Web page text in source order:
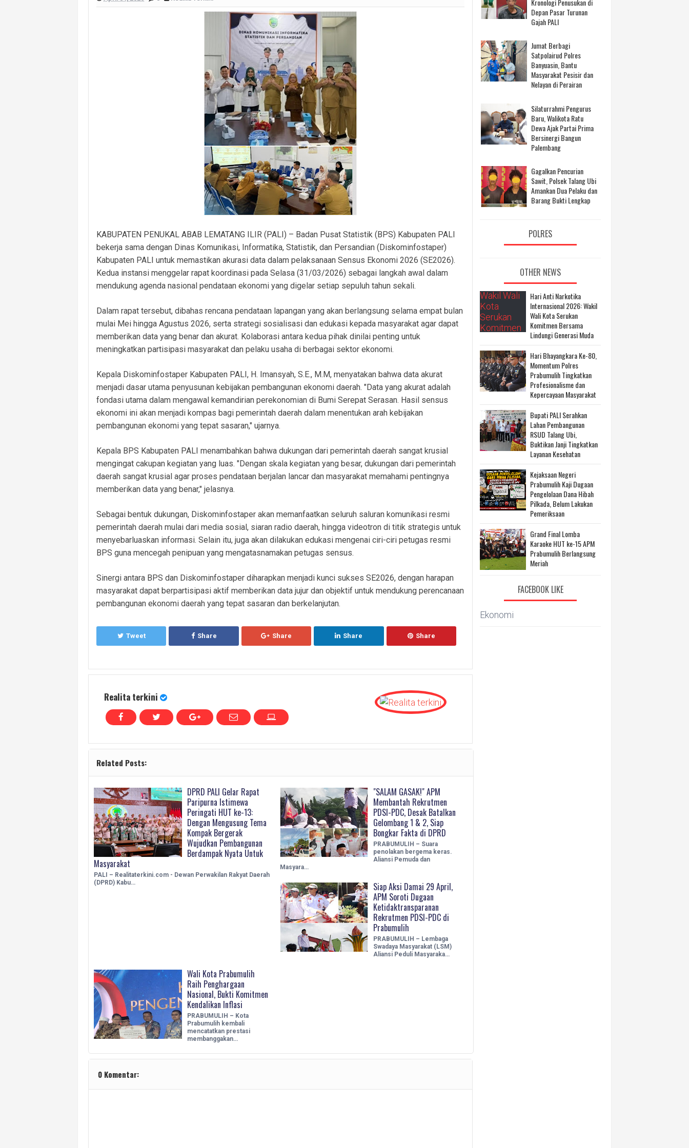
Cegah Kejahatan Malam Hari, Polsek Penukal Utara Intensifkan Patroli KRYD Sasar Potensi Gangguan Kamtibmas
Polsek Banyuasin II Berhasil Ungkap Pencurian Perangkat BTS di Banyuasin II, Tiga Terduga Pelaku Diamankan
Polres PALI Amankan Terduga Pengedar Ekstasi di Abab, Barang Bukti Disembunyikan di Panci Presto
Keributan Berujung Maut, Polisi Ungkap Kronologi Penusukan di Depan Pasar Turunan Gajah PALI
Polsek Betung Amankan Terduga Pelaku Pencurian Dua Unit Telepon Genggam.
Wujud Sinergitas Antarunsur, Bhabinkamtibmas Sukadamai Ikut Evaluasi Pemerintahan Desa
KABUPATEN PENUKAL ABAB LEMATANG ILIR (PALI) – Badan Pusat Statistik (BPS) Kabupaten PALI
bekerja sama dengan Dinas Komunikasi, Informatika, Statistik, dan Persandian (Diskominfostaper)
Kabupaten PALI untuk memastikan akurasi data dalam pelaksanaan Sensus Ekonomi 2026 (SE2026).
Kedua instansi menggelar rapat koordinasi pada Selasa (31/03/2026) sebagai langkah awal dalam
mendukung agenda nasional pendataan ekonomi yang digelar setiap sepuluh tahun sekali.
Dalam rapat tersebut, dibahas rencana pendataan lapangan yang akan berlangsung selama empat bulan
mulai Mei hingga Agustus 2026, serta strategi sosialisasi dan edukasi kepada masyarakat agar dapat
memberikan data yang benar dan akurat. Kolaborasi antara kedua pihak dinilai penting untuk
meningkatkan partisipasi masyarakat dan pelaku usaha di berbagai sektor ekonomi.
Kepala Diskominfostaper Kabupaten PALI, H. Imansyah, S.E., M.M, menyatakan bahwa data akurat
menjadi dasar utama penyusunan kebijakan pembangunan ekonomi daerah. "Data yang akurat adalah
fondasi utama dalam mengawal kemandirian perekonomian di Bumi Serepat Serasan. Hasil sensus
ekonomi ini akan menjadi kompas bagi pemerintah daerah dalam menentukan arah kebijakan
pembangunan ekonomi yang tepat sasaran," ujarnya.
Kepala BPS Kabupaten PALI menambahkan bahwa dukungan dari pemerintah daerah sangat krusial
mengingat cakupan kegiatan yang luas. "Dengan skala kegiatan yang besar, dukungan dari pemerintah
daerah sangat krusial agar proses pendataan berjalan lancar dan masyarakat memahami pentingnya
memberikan data yang benar," jelasnya.
Sebagai bentuk dukungan, Diskominfostaper akan memanfaatkan seluruh saluran komunikasi resmi
pemerintah daerah mulai dari media sosial, siaran radio daerah, hingga videotron di titik strategis untuk
menyebarluaskan informasi. Selain itu, juga akan dilakukan edukasi mengenai ciri-ciri petugas resmi
BPS guna mencegah penipuan yang mengatasnamakan petugas sensus.
Sinergi antara BPS dan Diskominfostaper diharapkan menjadi kunci sukses SE2026, dengan harapan
masyarakat dapat berpartisipasi aktif memberikan data jujur dan objektif untuk mendukung perencanaan
pembangunan ekonomi daerah yang tepat sasaran dan berkelanjutan.
Tweet Share Share Share Share
Realita terkini
Related Posts:
DPRD PALI Gelar Rapat
Paripurna Istimewa
Peringati HUT ke-13:
Dengan Mengusung Tema
Kompak Bergerak
Wujudkan Pembangunan
Berdampak Nyata Untuk
Masyarakat
PALI – Realitaterkini.com - Dewan Perwakilan Rakyat Daerah
(DPRD) Kabu…
"SALAM GASAK!" APM
Membantah Rekrutmen
PDSI-PDC, Desak Batalkan
Gelombang 1 & 2, Siap
Bongkar Fakta di DPRD
PRABUMULIH – Suara
penolakan bergema keras.
Aliansi Pemuda dan
Masyara…
Siap Aksi Damai 29 April,
APM Soroti Dugaan
Ketidaktransparanan
Rekrutmen PDSI-PDC di
Prabumulih
PRABUMULIH – Lembaga
Swadaya Masyarakat (LSM)
Aliansi Peduli Masyaraka…
Wali Kota Prabumulih
Raih Penghargaan
Nasional, Bukti Komitmen
Kendalikan Inflasi
PRABUMULIH – Kota
Prabumulih kembali
mencatatkan prestasi
membanggakan…
0 Komentar:
Kronologi Penusukan di
Depan Pasar Turunan
Gajah PALI
Jumat Berbagi
Satpolairud Polres
Banyuasin, Bantu
Masyarakat Pesisir dan
Nelayan di Perairan
Silaturrahmi Pengurus
Baru, Walikota Ratu
Dewa Ajak Partai Prima
Bersinergi Bangun
Palembang
Gagalkan Pencurian
Sawit, Polsek Talang Ubi
Amankan Dua Pelaku dan
Barang Bukti Lengkap
POLRES
OTHER NEWS
Hari Anti Narkotika
Internasional 2026: Wakil
Wali Kota Serukan
Komitmen Bersama
Lindungi Generasi Muda
Hari Bhayangkara Ke-80,
Momentum Polres
Prabumulih Tingkatkan
Profesionalisme dan
Kepercayaan Masyarakat
Bupati PALI Serahkan
Lahan Pembangunan
RSUD Talang Ubi,
Buktikan Janji Tingkatkan
Layanan Kesehatan
Kejaksaan Negeri
Prabumulih Kaji Dugaan
Pengelolaan Dana Hibah
Pilkada, Belum Lakukan
Pemeriksaan
Grand Final Lomba
Karaoke HUT ke-15 APM
Prabumulih Berlangsung
Meriah
FACEBOOK LIKE
Ekonomi